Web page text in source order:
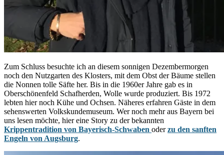
Zum Schluss besuchte ich an diesem sonnigen Dezembermorgen
noch den Nutzgarten des Klosters, mit dem Obst der Bäume stellen
die Nonnen tolle Säfte her. Bis in die 1960er Jahre gab es in
Oberschönenfeld Schafherden, Wolle wurde produziert. Bis 1972
lebten hier noch Kühe und Ochsen. Näheres erfahren Gäste in dem
sehenswerten Volkskundemuseum. Wer noch mehr aus Bayern bei
uns lesen möchte, hier eine Story zu der bekannten
Krippentradition von Bayerisch-Schwaben oderzu den sanften
Engeln von Augsburg.